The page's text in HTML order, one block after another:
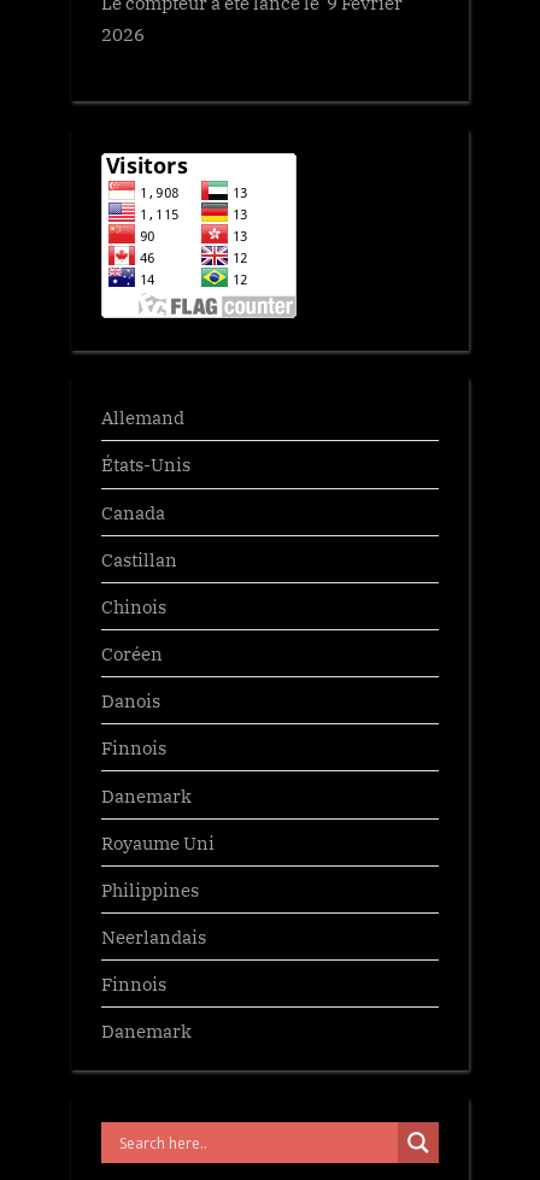
2026
Allemand
États-Unis
Canada
Castillan
Chinois
Coréen
Danois
Finnois
Danemark
Royaume Uni
Philippines
Neerlandais
Finnois
Danemark